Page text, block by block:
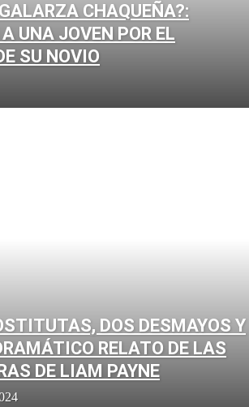
CHAQUEÑA?:
UNA JOVEN POR EL
SU NOVIO
DOS DESMAYOS Y
RELATO DE LAS
DE LIAM PAYNE